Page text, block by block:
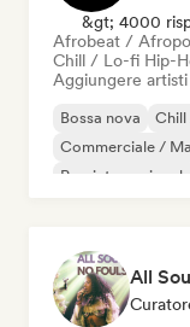
&gt; 4000
Afrobeat /
Chill / Lo-fi Hip-
Aggiungere
Bossa nova
Commerciale /
Pop internazionale